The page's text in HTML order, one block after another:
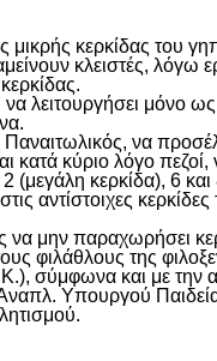
μικρής κερκίδας του
κλειστές, λόγω
λειτουργήσει μόνο
να
κατά κύριο λόγο πεζοί,
(μεγάλη κερκίδα), 6 και
αντίστοιχες
να μην παραχωρήσει
φιλάθλους της
σύμφωνα και με την
Υπουργού